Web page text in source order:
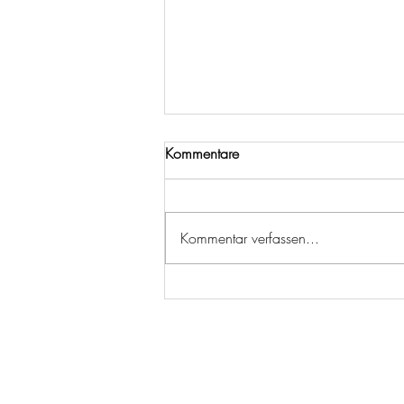
Kommentare
Kommentar verfassen...